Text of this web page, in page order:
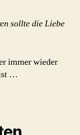
sollte die Liebe
immer wieder
…